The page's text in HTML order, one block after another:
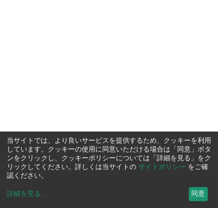
当サイトでは、より良いサービスを提供するため、クッキーを利用
しています。クッキーの使用に同意いただける場合は「同意」ボタ
ンをクリックし、クッキーポリシーについては「詳細を見る」をク
リックしてください。詳しくは当サイトの サイトポリシー をご確
認ください。
詳細を見る ... 同意